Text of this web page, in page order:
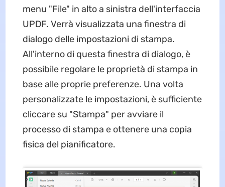
menu "File" in alto a sinistra dell'interfaccia
UPDF. Verrà visualizzata una finestra di
dialogo delle impostazioni di stampa.
All'interno di questa finestra di dialogo, è
possibile regolare le proprietà di stampa in
base alle proprie preferenze. Una volta
personalizzate le impostazioni, è sufficiente
cliccare su "Stampa" per avviare il
processo di stampa e ottenere una copia
fisica del pianificatore.